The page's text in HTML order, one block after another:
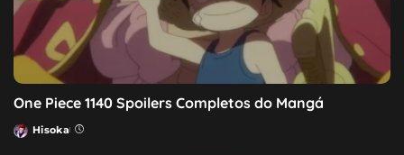
One Piece 1140 Spoilers Completos do Mangá
Posted
Hisoka